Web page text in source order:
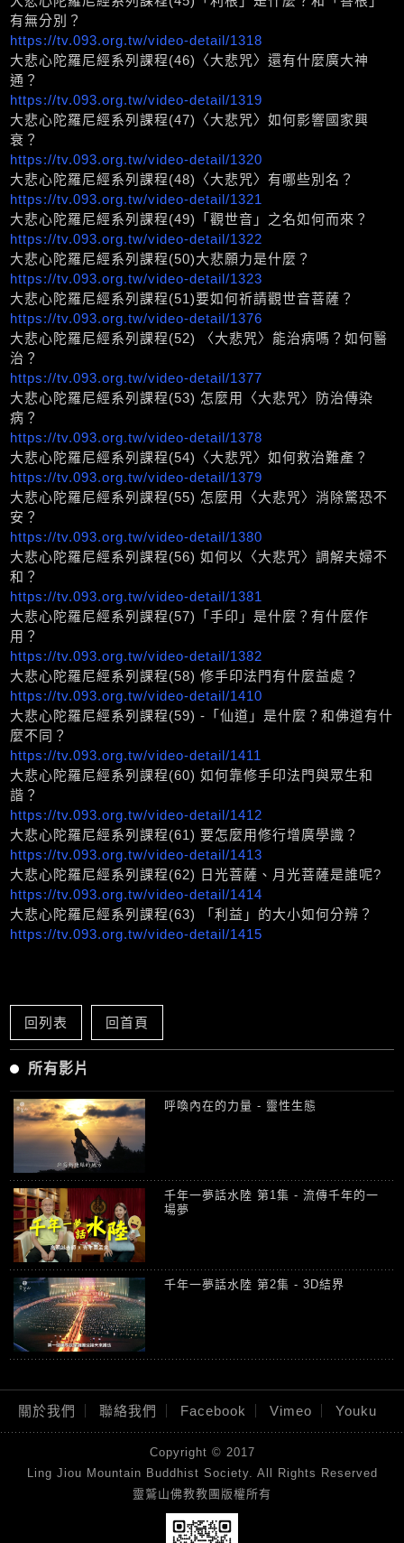
有無分別？
https://tv.093.org.tw/video-detail/1318
大悲心陀羅尼經系列課程(46)〈大悲咒〉還有什麼廣大神
通？
https://tv.093.org.tw/video-detail/1319
大悲心陀羅尼經系列課程(47)〈大悲咒〉如何影響國家興
衰？
https://tv.093.org.tw/video-detail/1320
大悲心陀羅尼經系列課程(48)〈大悲咒〉有哪些別名？
https://tv.093.org.tw/video-detail/1321
大悲心陀羅尼經系列課程(49)「觀世音」之名如何而來？
https://tv.093.org.tw/video-detail/1322
大悲心陀羅尼經系列課程(50)大悲願力是什麼？
https://tv.093.org.tw/video-detail/1323
大悲心陀羅尼經系列課程(51)要如何祈請觀世音菩薩？
https://tv.093.org.tw/video-detail/1376
大悲心陀羅尼經系列課程(52) 〈大悲咒〉能治病嗎？如何醫
治？
https://tv.093.org.tw/video-detail/1377
大悲心陀羅尼經系列課程(53) 怎麼用〈大悲咒〉防治傳染
病？
https://tv.093.org.tw/video-detail/1378
大悲心陀羅尼經系列課程(54)〈大悲咒〉如何救治難產？
https://tv.093.org.tw/video-detail/1379
大悲心陀羅尼經系列課程(55) 怎麼用〈大悲咒〉消除驚恐不
安？
https://tv.093.org.tw/video-detail/1380
大悲心陀羅尼經系列課程(56) 如何以〈大悲咒〉調解夫婦不
和？
https://tv.093.org.tw/video-detail/1381
大悲心陀羅尼經系列課程(57)「手印」是什麼？有什麼作
用？
https://tv.093.org.tw/video-detail/1382
大悲心陀羅尼經系列課程(58) 修手印法門有什麼益處？
https://tv.093.org.tw/video-detail/1410
大悲心陀羅尼經系列課程(59) -「仙道」是什麼？和佛道有什
麼不同？
https://tv.093.org.tw/video-detail/1411
大悲心陀羅尼經系列課程(60) 如何靠修手印法門與眾生和
諧？
https://tv.093.org.tw/video-detail/1412
大悲心陀羅尼經系列課程(61) 要怎麼用修行增廣學識？
https://tv.093.org.tw/video-detail/1413
大悲心陀羅尼經系列課程(62) 日光菩薩、月光菩薩是誰呢?
https://tv.093.org.tw/video-detail/1414
大悲心陀羅尼經系列課程(63) 「利益」的大小如何分辨？
https://tv.093.org.tw/video-detail/1415
回列表 回首頁
所有影片
呼喚內在的力量 - 靈性生態
千年一夢話水陸 第1集 - 流傳千年的一
場夢
千年一夢話水陸 第2集 - 3D結界
符
千年一夢話水陸 第4集 - 怎麼把佛菩薩
請來法會? 請上堂
關於我們 聯絡我們 Facebook Vimeo Youku
Copyright © 2017
Ling Jiou Mountain Buddhist Society. All Rights Reserved
靈鷲山佛教教團版權所有